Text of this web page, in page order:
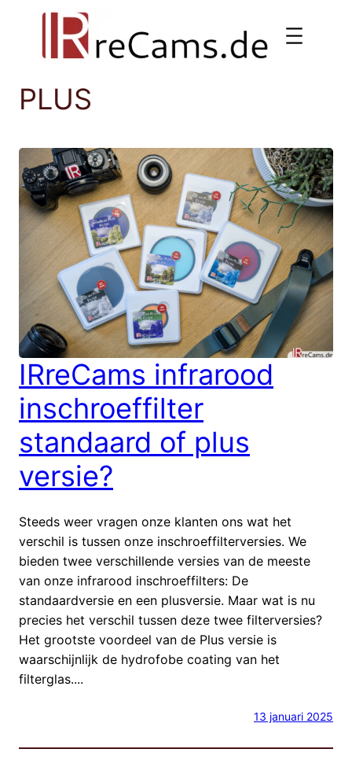
PLUS
IRreCams infrarood
inschroeffilter
standaard of plus
versie?
Steeds weer vragen onze klanten ons wat het
verschil is tussen onze inschroeffilterversies. We
bieden twee verschillende versies van de meeste
van onze infrarood inschroeffilters: De
standaardversie en een plusversie. Maar wat is nu
precies het verschil tussen deze twee filterversies?
Het grootste voordeel van de Plus versie is
waarschijnlijk de hydrofobe coating van het
filterglas....
13 januari 2025